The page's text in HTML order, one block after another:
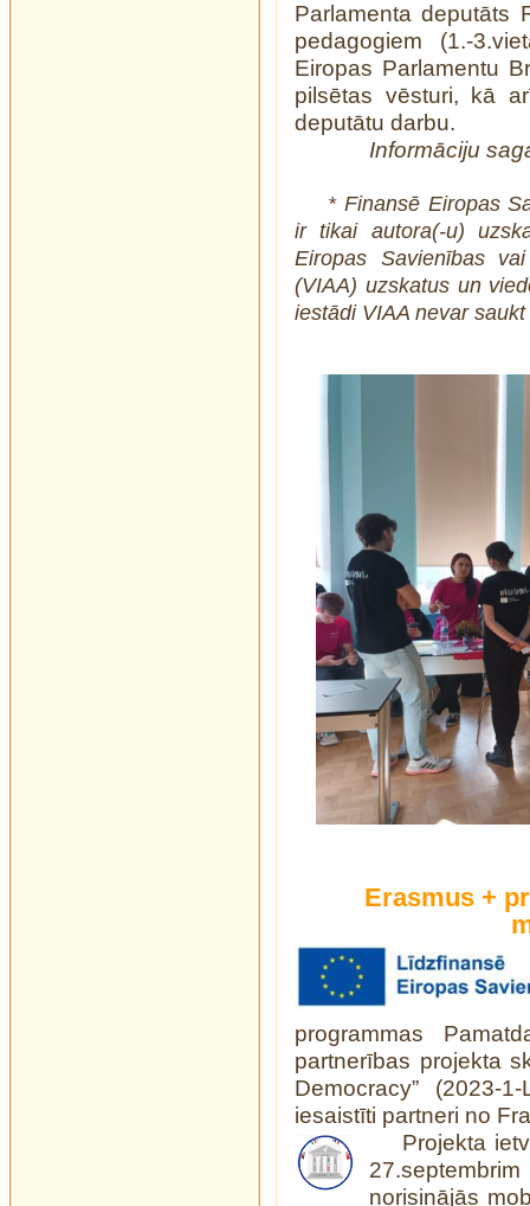
Parlamenta deputāts
pedagogiem (1.-
Eiropas Parlamentu
pilsētas vēsturi, kā
deputātu darbu.
Informāciju
* Finansē Eiropas
ir tikai autora(-u)
Eiropas Savienības
(VIAA) uzskatus un
iestādi VIAA nevar
Erasmus +
programmas
partnerības projekta
Democracy” (2023-
iesaistīti partneri no
Projekta
norisinājās